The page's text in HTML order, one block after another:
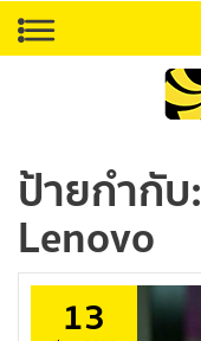
ป้ายกำกับ:
Lenovo
13